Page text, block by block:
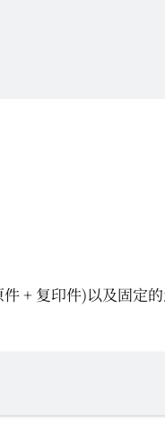
+ 复印件)以及固定